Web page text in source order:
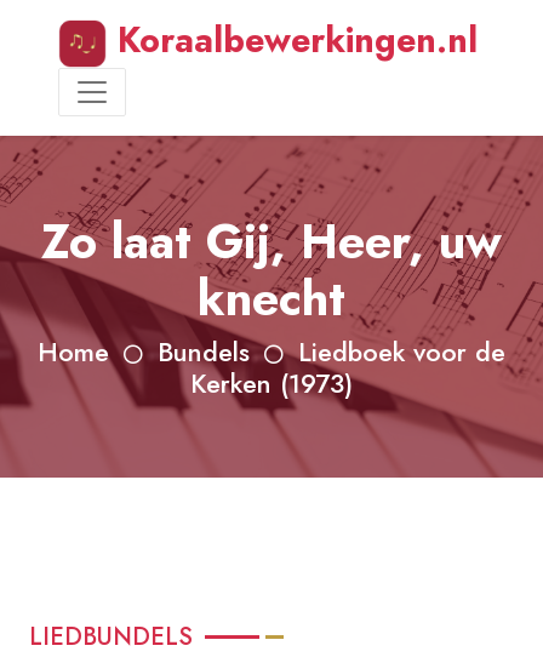
Koraalbewerkingen.nl
Zo laat Gij, Heer, uw
knecht
Home Bundels
Liedboek voor de
Kerken (1973)
LIEDBUNDELS